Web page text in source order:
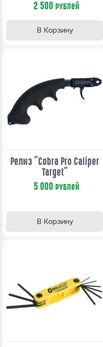
2 500 рублей
В Корзину
Релиз "Cobra Pro Caliper
Target"
5 000 рублей
В Корзину